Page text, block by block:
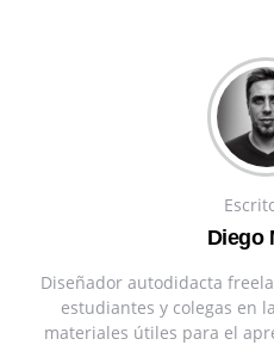
Diego
Diseñador autodidacta
estudiantes y colegas en
materiales útiles para el